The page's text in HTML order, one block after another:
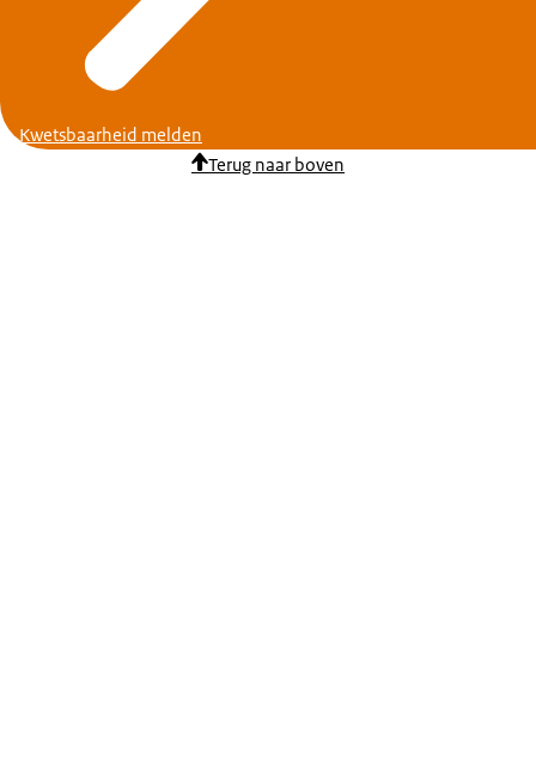
Kwetsbaarheid melden
Terug naar boven